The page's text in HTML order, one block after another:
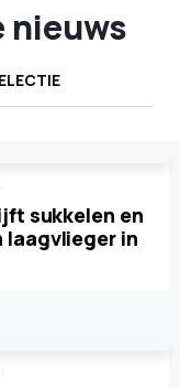
nieuws
sukkelen en
laagvlieger in